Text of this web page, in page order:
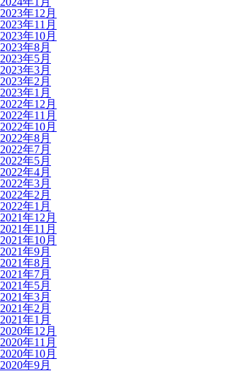
2023年12月
2023年11月
2023年10月
2023年8月
2023年5月
2023年3月
2023年2月
2023年1月
2022年12月
2022年11月
2022年10月
2022年8月
2022年7月
2022年5月
2022年4月
2022年3月
2022年2月
2022年1月
2021年12月
2021年11月
2021年10月
2021年9月
2021年8月
2021年7月
2021年5月
2021年3月
2021年2月
2021年1月
2020年12月
2020年11月
2020年10月
2020年9月